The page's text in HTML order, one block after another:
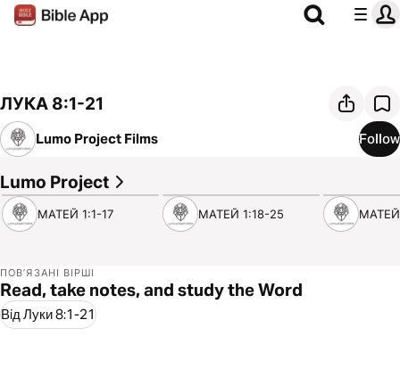
ЛУКА 8:1-21
Lumo Project Films Follow
Lumo Project
3:21
МАТЕЙ 1:1-17 МАТЕЙ 1:18-25 МАТЕЙ
ПОВ’ЯЗАНІ ВІРШІ
Read, take notes, and study the Word
Вiд Луки 8:1-21